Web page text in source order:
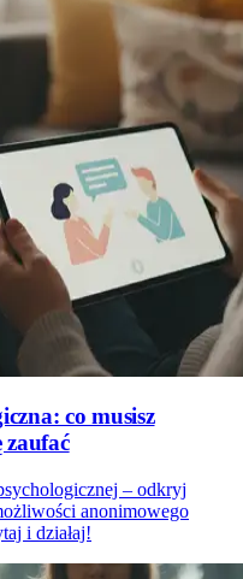
co musisz
zaufać
– odkryj
anonimowego
i działaj!